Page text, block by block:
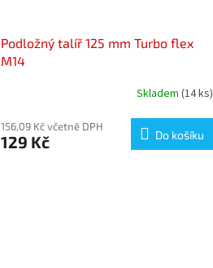
Podložný talíř 125 mm Turbo flex
M14
Skladem (14 ks)
156,09 Kč včetně DPH
129 Kč Do košíku